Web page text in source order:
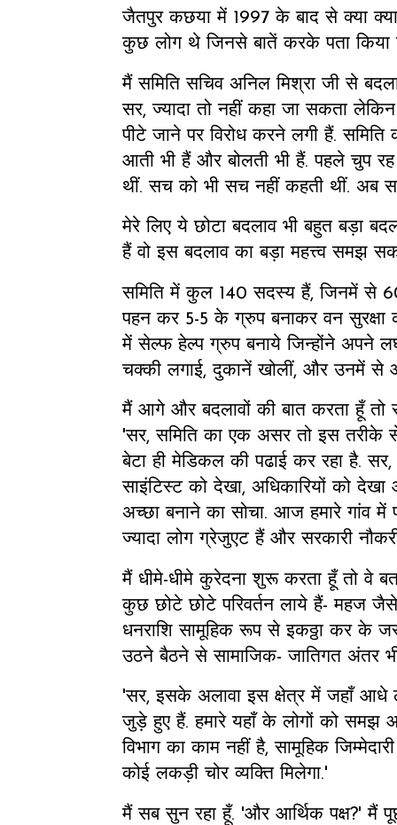
जैतपुर कछया में 1997 के बाद से क्या
कुछ लोग थे जिनसे बातें करके पता किया
मैं समिति सचिव अनिल मिश्रा जी से
सर, ज्यादा तो नहीं कहा जा सकता
पीटे जाने पर विरोध करने लगी हैं.
आती भी हैं और बोलती भी हैं. पहले चुप रह
थीं. सच को भी सच नहीं कहती थीं. अब
मेरे लिए ये छोटा बदलाव भी बहुत बड़ा
हैं वो इस बदलाव का बड़ा महत्त्व समझ
समिति में कुल 140 सदस्य हैं, जिनमें से 60
पहन कर 5-5 के ग्रुप बनाकर वन सुरक्षा
में सेल्फ हेल्प ग्रुप बनाये जिन्होंने अपने
चक्की लगाई, दुकानें खोलीं, और उनमें
मैं आगे और बदलावों की बात करता हूँ
'सर, समिति का एक असर तो इस
बेटा ही मेडिकल की पढाई कर रहा है.
साइंटिस्ट को देखा, अधिकारियों को
अच्छा बनाने का सोचा. आज हमारे गांव में
ज्यादा लोग ग्रेजुएट हैं और सरकारी
मैं धीमे-धीमे कुरेदना शुरू करता हूँ तो वे
कुछ छोटे छोटे परिवर्तन लाये हैं- महज
धनराशि सामूहिक रूप से इकठ्ठा कर के
उठने बैठने से सामाजिक- जातिगत अंतर
'सर, इसके अलावा इस क्षेत्र में जहाँ आधे
जुड़े हुए हैं. हमारे यहाँ के लोगों को समझ
विभाग का काम नहीं है, सामूहिक
कोई लकड़ी चोर व्यक्ति मिलेगा.'
मैं सब सुन रहा हूँ. 'और आर्थिक पक्ष?' मैं